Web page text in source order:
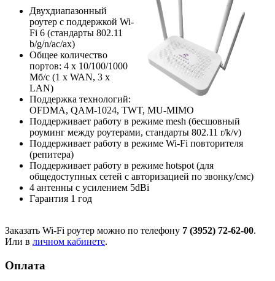
Двухдиапазонный
роутер с поддержкой Wi-
Fi 6 (стандарты 802.11
b/g/n/ac/ax)
Общее количество
портов: 4 х 10/100/1000
Мб/с (1 x WAN, 3 x
LAN)
Поддержка технологий:
OFDMA, QAM-1024, TWT, MU-MIMO
Поддерживает работу в режиме mesh (бесшовный
роуминг между роутерами, стандарты 802.11 r/k/v)
Поддерживает работу в режиме Wi-Fi повторителя
(репитера)
Поддерживает работу в режиме hotspot (для
общедоступных сетей с авторизацией по звонку/смс)
4 антенны с усилением 5dBi
Гарантия 1 год
Заказать Wi-Fi роутер можно по телефону 7 (3952) 72-62-00.
Или в личном кабинете.
Оплата